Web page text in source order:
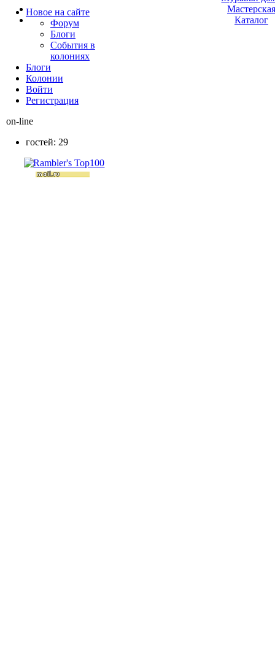
Новое на сайте
Форум
Блоги
События в
колониях
Блоги
Колонии
Войти
Peгиcтpaция
on-line
гостей: 29
Мастерская
Каталог